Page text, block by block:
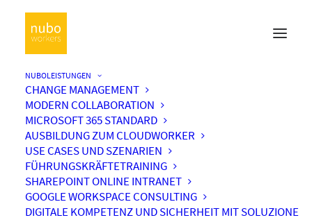
NUBOLEISTUNGEN
CHANGE MANAGEMENT
MODERN COLLABORATION
MICROSOFT 365 STANDARD
AUSBILDUNG ZUM CLOUDWORKER
USE CASES UND SZENARIEN
FÜHRUNGSKRÄFTETRAINING
SHAREPOINT ONLINE INTRANET
GOOGLE WORKSPACE CONSULTING
DIGITALE KOMPETENZ UND SICHERHEIT MIT SOLUZIONE